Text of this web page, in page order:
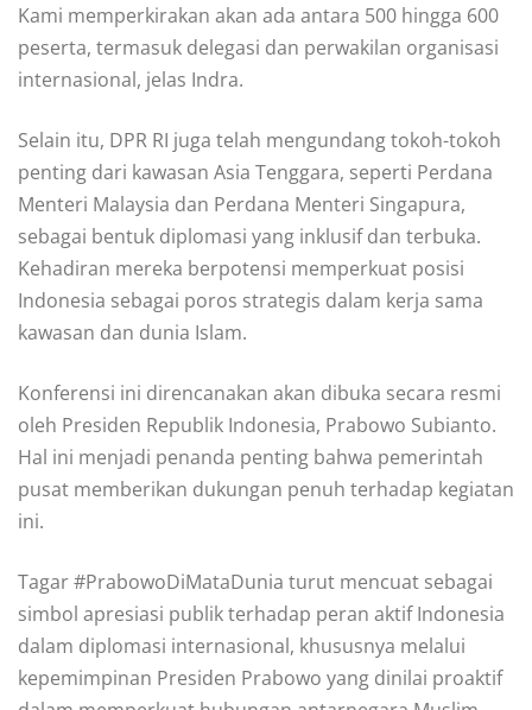
Kami memperkirakan akan ada antara 500 hingga 600
peserta, termasuk delegasi dan perwakilan organisasi
internasional, jelas Indra.
Selain itu, DPR RI juga telah mengundang tokoh-tokoh
penting dari kawasan Asia Tenggara, seperti Perdana
Menteri Malaysia dan Perdana Menteri Singapura,
sebagai bentuk diplomasi yang inklusif dan terbuka.
Kehadiran mereka berpotensi memperkuat posisi
Indonesia sebagai poros strategis dalam kerja sama
kawasan dan dunia Islam.
Konferensi ini direncanakan akan dibuka secara resmi
oleh Presiden Republik Indonesia, Prabowo Subianto.
Hal ini menjadi penanda penting bahwa pemerintah
pusat memberikan dukungan penuh terhadap kegiatan
ini.
Tagar #PrabowoDiMataDunia turut mencuat sebagai
simbol apresiasi publik terhadap peran aktif Indonesia
dalam diplomasi internasional, khususnya melalui
kepemimpinan Presiden Prabowo yang dinilai proaktif